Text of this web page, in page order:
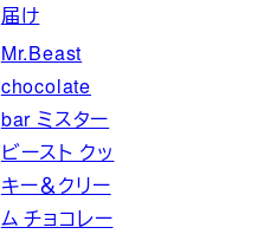
届け
Mr.Beast
chocolate
bar ミスター
ビースト クッ
キー＆クリー
ム チョコレー